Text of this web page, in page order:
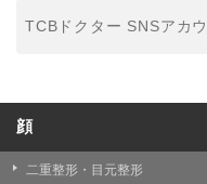
TCBドクター SNSアカ
顔
二重整形・目元整形